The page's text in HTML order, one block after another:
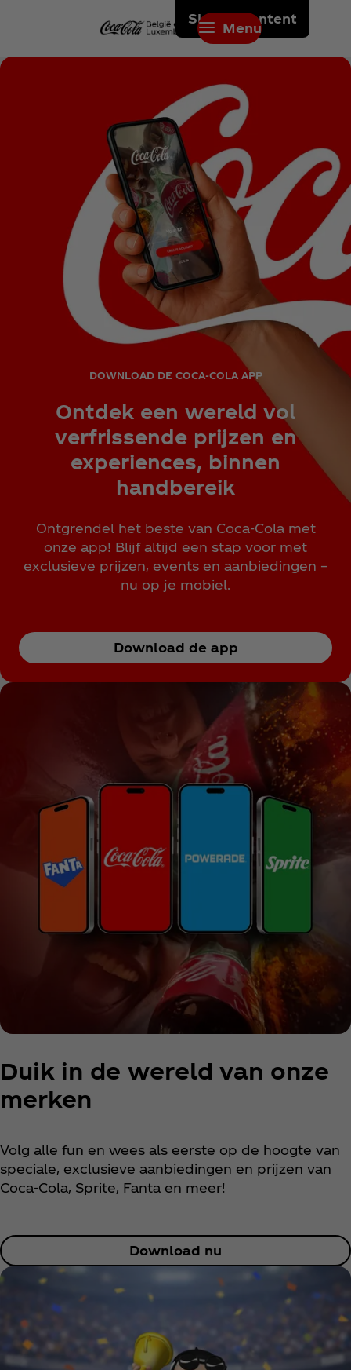
Skip to content
Menu
DOWNLOAD DE COCA‑COLA APP
Ontdek een wereld vol
verfrissende prijzen en
experiences, binnen
handbereik
Ontgrendel het beste van Coca‑Cola met
onze app! Blijf altijd een stap voor met
exclusieve prijzen, events en aanbiedingen –
nu op je mobiel.
Download de app
Duik in de wereld van onze
merken
Volg alle fun en wees als eerste op de hoogte van
speciale, exclusieve aanbiedingen en prijzen van
Coca‑Cola, Sprite, Fanta en meer!
Download nu